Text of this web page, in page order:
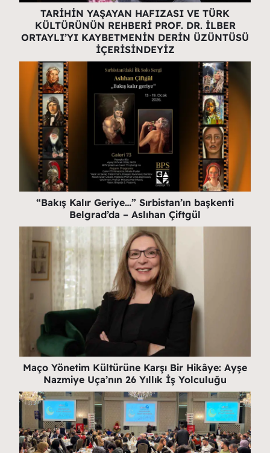
TARİHİN YAŞAYAN HAFIZASI VE TÜRK
KÜLTÜRÜNÜN REHBERİ PROF. DR. İLBER
ORTAYLI’YI KAYBETMENİN DERİN ÜZÜNTÜSÜ
İÇERİSİNDEYİZ
“Bakış Kalır Geriye…” Sırbistan’ın başkenti
Belgrad’da – Aslıhan Çiftgül
Maço Yönetim Kültürüne Karşı Bir Hikâye: Ayşe
Nazmiye Uça’nın 26 Yıllık İş Yolculuğu